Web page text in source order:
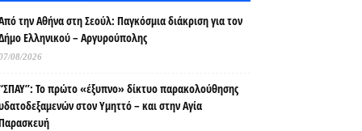
την Αθήνα στη Σεούλ: Παγκόσμια διάκριση για τον
Ελληνικού – Αργυρούπολης
08/2026
Το πρώτο «έξυπνο» δίκτυο παρακολούθησης
στον Υμηττό – και στην Αγία